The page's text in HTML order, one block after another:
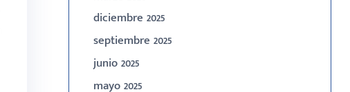
diciembre 2025
septiembre 2025
junio 2025
mayo 2025